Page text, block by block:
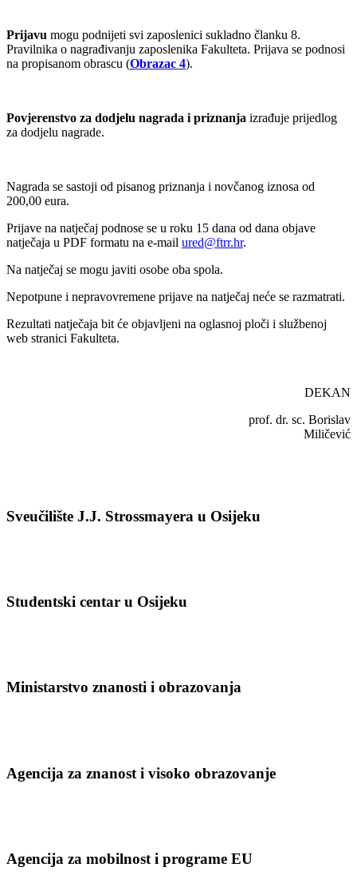
Prijavu mogu podnijeti svi zaposlenici sukladno članku 8.
Pravilnika o nagrađivanju zaposlenika Fakulteta. Prijava se podnosi
na propisanom obrascu (Obrazac 4).
Povjerenstvo za dodjelu nagrada i priznanja izrađuje prijedlog
za dodjelu nagrade.
Nagrada se sastoji od pisanog priznanja i novčanog iznosa od
200,00 eura.
Prijave na natječaj podnose se u roku 15 dana od dana objave
natječaja u PDF formatu na e-mail ured@ftrr.hr.
Na natječaj se mogu javiti osobe oba spola.
Nepotpune i nepravovremene prijave na natječaj neće se razmatrati.
Rezultati natječaja bit će objavljeni na oglasnoj ploči i službenoj
web stranici Fakulteta.
DEKAN
prof. dr. sc. Borislav
Miličević
Sveučilište J.J. Strossmayera u Osijeku
Studentski centar u Osijeku
Ministarstvo znanosti i obrazovanja
Agencija za znanost i visoko obrazovanje
Agencija za mobilnost i programe EU